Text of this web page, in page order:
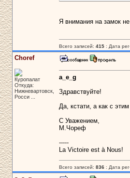
Я внимания на замок
Всего записей: 415: Дата
Choref
Куропалат
Откуда:
Нижневартовск,
Росси ...
a_e_g
Здравствуйте!
Да, кстати, а как с
С Уважением,
М.Чореф
-----
La Victoire est à Nous!
Всего записей: 836: Дата